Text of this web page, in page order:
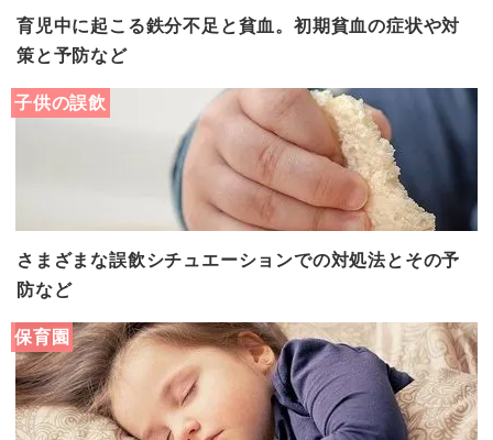
育児中に起こる鉄分不足と貧血。初期貧血の症状や対
策と予防など
子供の誤飲
さまざまな誤飲シチュエーションでの対処法とその予
防など
保育園